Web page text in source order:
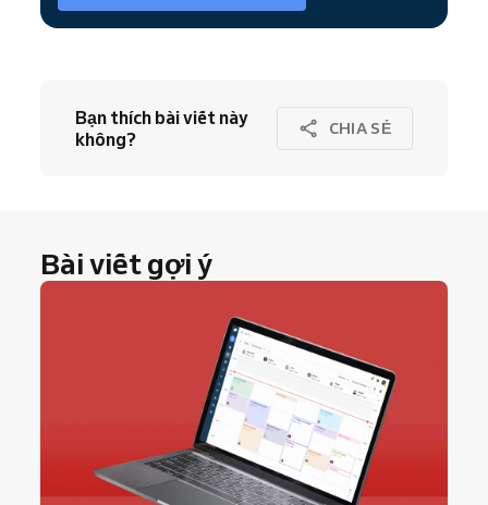
Bạn thích bài viết này
không?
CHIA SẺ
Bài viết gợi ý